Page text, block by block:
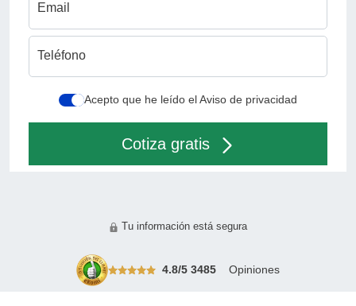
Email
Teléfono
Acepto que he leído el Aviso de privacidad
Cotiza gratis
Tu información está segura
4.8/5 3485 Opiniones